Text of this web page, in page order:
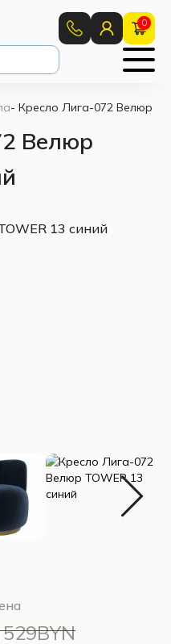
0
- Кресло Лига-072 Велюр
Велюр